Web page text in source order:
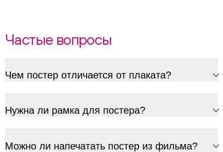
Частые вопросы
Чем постер отличается от плаката?
Нужна ли рамка для постера?
Можно ли напечатать постер из фильма?